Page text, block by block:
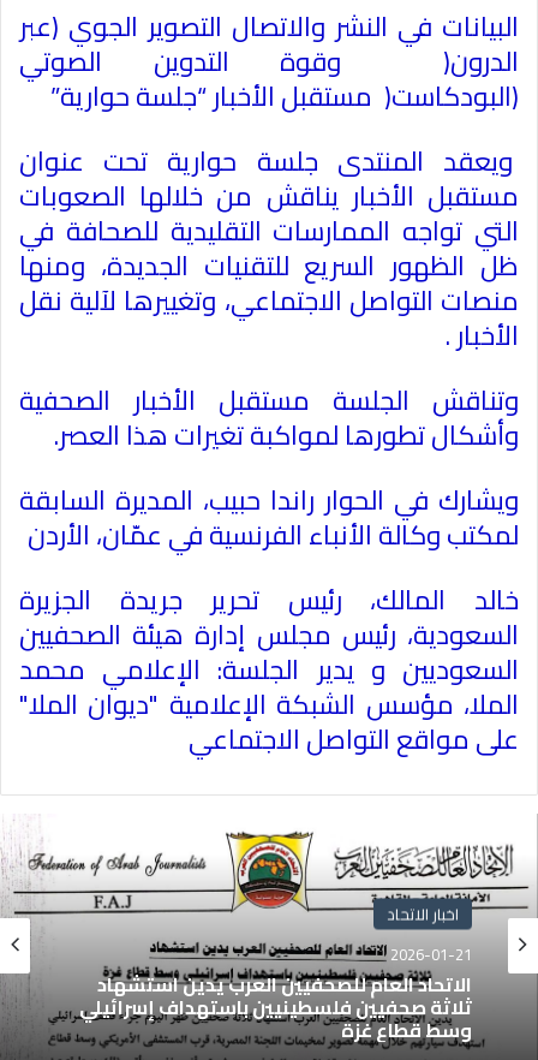
البيانات في النشر والاتصال التصوير الجوي (عبر
الدرون) وقوة التدوين الصوتي
(البودكاست) مستقبل الأخبار “جلسة حوارية”
ويعقد المنتدى جلسة حوارية تحت عنوان
مستقبل الأخبار يناقش من خلالها الصعوبات
التي تواجه الممارسات التقليدية للصحافة في
ظل الظهور السريع للتقنيات الجديدة، ومنها
منصات التواصل الاجتماعي، وتغييرها لآلية نقل
الأخبار.
وتناقش الجلسة مستقبل الأخبار الصحفية
وأشكال تطورها لمواكبة تغيرات هذا العصر.
ويشارك في الحوار راندا حبيب، المديرة السابقة
لمكتب وكالة الأنباء الفرنسية في عمّان، الأردن
خالد المالك، رئيس تحرير جريدة الجزيرة
السعودية، رئيس مجلس إدارة هيئة الصحفيين
السعوديين و يدير الجلسة: الإعلامي محمد
الملا، مؤسس الشبكة الإعلامية "ديوان الملا"
على مواقع التواصل الاجتماعي
اخبار الاتحاد
2026-01-21
الاتحاد العام للصحفيين العرب يدين استشهاد
ثلاثة صحفيين فلسطينيين باستهداف إسرائيلي
وسط قطاع غزة